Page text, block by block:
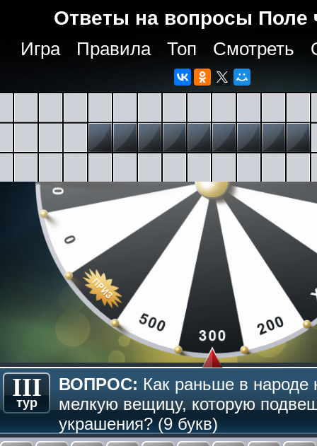
Ответы на вопросы Поле
Игра Правила Топ Смотреть
III
тур
ВОПРОС: Как раньше в народе
мелкую вещицу, которую
украшения? (9 букв)